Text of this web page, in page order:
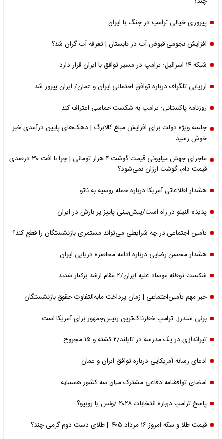
پیروزی خیالی ترامپ در جنگ با ایران
افزایش نجومی قبوض آب در تابستان | تعرفه آب گران شد؟
شبکه ۱۴ اسرائیل: ترامپ در مسیر توافق با ایران قرار دارد
ارزیابی تلگراف درباره توافق احتمالی ایران و عمان/ ایران پیروز شد
روزنامه پاکستانی: ترامپ به شکست حماسی اعتراف کند
جلسه ویژه دولت برای افزایش مبلغ کالابرگ | دهک‌های پایین درآمدی خبر
خوش رسید
ماجرای جهش میلیونی قیمت گوشت ۴ هزار تومانی | چرا با افت ۳۰ درصدی
قیمت دام، گوشت ارزان نمی‌شود؟
هشدار اطلاعاتی آمریکا درباره حمله روسیه به ناتو
پدیده النینو در راه است/پیش‌بینی پاییز پر بارش در ایران
تأمین اجتماعی در چه شرایطی می‌تواند مستمری بازنشستگان را قطع کند؟
هشدار محسن رضایی درباره ادامه محاصره دریایی ایران
شکست توطئه موساد علیه ایران/۲ مقام‌ ارشد برکنار شدند
خبر مهم تأمین‌اجتماعی | زمان پرداخت مابه‌التفاوت حقوق بازنشستگان
برنی سندرز: ترامپ خطرناک‌ترین رئیس‌جمهور برای آمریکا است
تیراندازی در یک مدرسه در تایلند/۲ کشته و ۱۵ مجروح
ادعای رسانه آمریکایی درباره توافق ایران و عمان
امضای توافقنامه دفاعی مشترک میان سه کشور همسایه
پاسخ ترامپ درباره انتخابات ۲۰۲۸ /ونس یا روبیو؟
قیمت طلا و سکه امروز ۱۶ مرداد ۱۴۰۵ | طلای دست دوم گرمی چند؟